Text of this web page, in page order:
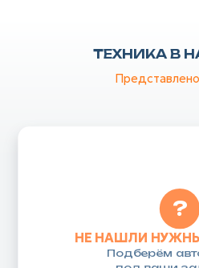
ТЕХНИКА В
НЕ НАШЛИ НУЖНЫЙ
Подберём автомобиль